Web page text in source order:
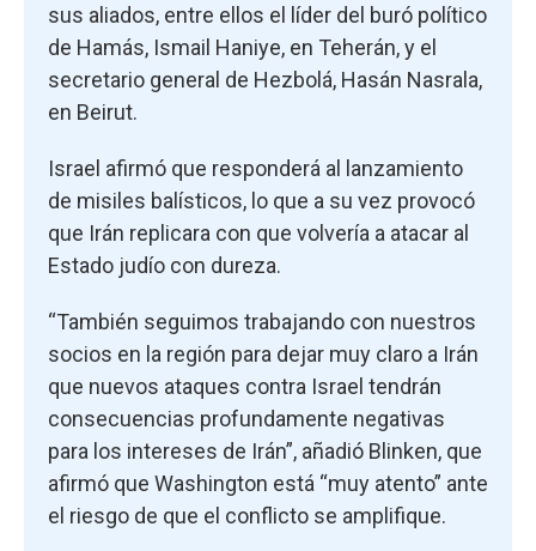
sus aliados, entre ellos el líder del buró político
de Hamás, Ismail Haniye, en Teherán, y el
secretario general de Hezbolá, Hasán Nasrala,
en Beirut.
Israel afirmó que responderá al lanzamiento
de misiles balísticos, lo que a su vez provocó
que Irán replicara con que volvería a atacar al
Estado judío con dureza.
“También seguimos trabajando con nuestros
socios en la región para dejar muy claro a Irán
que nuevos ataques contra Israel tendrán
consecuencias profundamente negativas
para los intereses de Irán”, añadió Blinken, que
afirmó que Washington está “muy atento” ante
el riesgo de que el conflicto se amplifique.